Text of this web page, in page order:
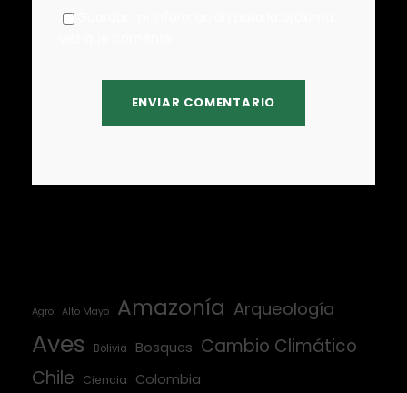
Agro Alto Mayo Amazonía Arqueología
Aves Bolivia Bosques Cambio Climático
Chile
Ciencia Colombia